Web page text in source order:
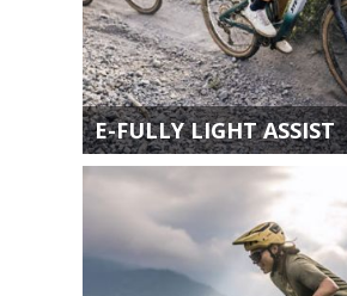
E-FULLY LIGHT ASSIST